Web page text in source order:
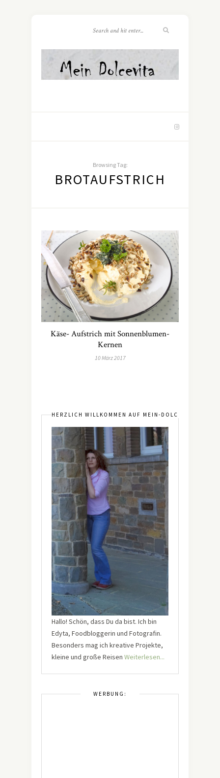
Browsing Tag:
BROTAUFSTRICH
Käse- Aufstrich mit Sonnenblumen-
Kernen
10 März 2017
HERZLICH WILLKOMMEN AUF MEIN-DOLCEVITA.DE
Hallo! Schön, dass Du da bist. Ich bin
Edyta, Foodbloggerin und Fotografin.
Besonders mag ich kreative Projekte,
kleine und große Reisen Weiterlesen...
WERBUNG: